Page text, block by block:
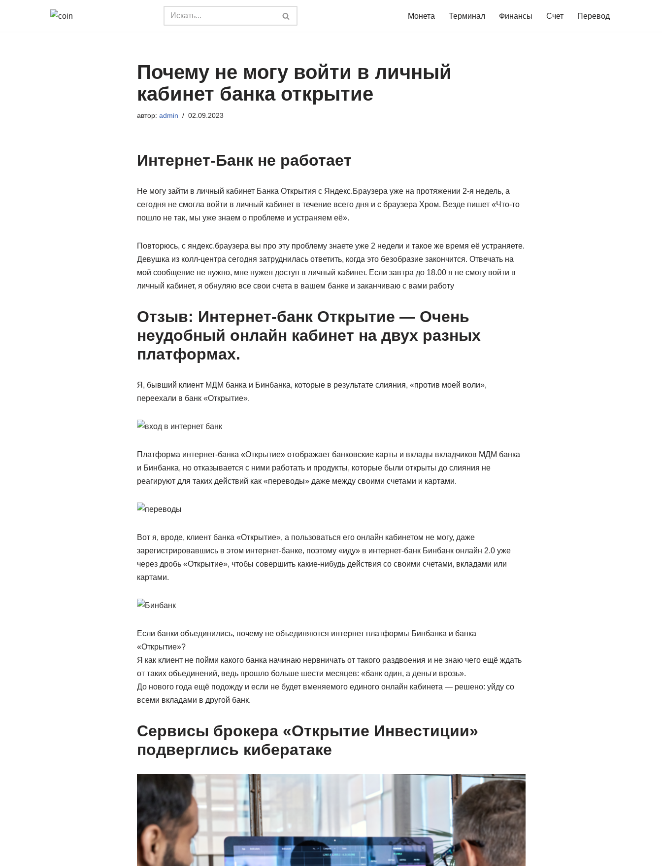
Монета Терминал Финансы Счет Перевод
Почему не могу войти в личный
кабинет банка открытие
автор: admin 02.09.2023
Интернет-Банк не работает
Не могу зайти в личный кабинет Банка Открытия с Яндекс.Браузера уже на протяжении 2-я недель, а
сегодня не смогла войти в личный кабинет в течение всего дня и с браузера Хром. Везде пишет «Что-то
пошло не так, мы уже знаем о проблеме и устраняем её».
Повторюсь, с яндекс.браузера вы про эту проблему знаете уже 2 недели и такое же время её устраняете.
Девушка из колл-центра сегодня затруднилась ответить, когда это безобразие закончится. Отвечать на
мой сообщение не нужно, мне нужен доступ в личный кабинет. Если завтра до 18.00 я не смогу войти в
личный кабинет, я обнуляю все свои счета в вашем банке и заканчиваю с вами работу
Отзыв: Интернет-банк Открытие — Очень
неудобный онлайн кабинет на двух разных
платформах.
Я, бывший клиент МДМ банка и Бинбанка, которые в результате слияния, «против моей воли»,
переехали в банк «Открытие».
Платформа интернет-банка «Открытие» отображает банковские карты и вклады вкладчиков МДМ банка
и Бинбанка, но отказывается с ними работать и продукты, которые были открыты до слияния не
реагируют для таких действий как «переводы» даже между своими счетами и картами.
Вот я, вроде, клиент банка «Открытие», а пользоваться его онлайн кабинетом не могу, даже
зарегистрировавшись в этом интернет-банке, поэтому «иду» в интернет-банк Бинбанк онлайн 2.0 уже
через дробь «Открытие», чтобы совершить какие-нибудь действия со своими счетами, вкладами или
картами.
Если банки объединились, почему не объединяются интернет платформы Бинбанка и банка
«Открытие»?
Я как клиент не пойми какого банка начинаю нервничать от такого раздвоения и не знаю чего ещё ждать
от таких объединений, ведь прошло больше шести месяцев: «банк один, а деньги врозь».
До нового года ещё подожду и если не будет вменяемого единого онлайн кабинета — решено: уйду со
всеми вкладами в другой банк.
Сервисы брокера «Открытие Инвестиции»
подверглись кибератаке